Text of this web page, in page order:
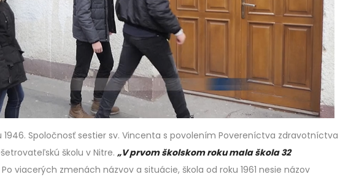
1946. Spoločnosť sestier sv. Vincenta s povolením Povereníctva zdravotníctva
školu v Nitre. „V prvom školskom roku mala škola 32
viacerých zmenách názvov a situácie, škola od roku 1961 nesie názov